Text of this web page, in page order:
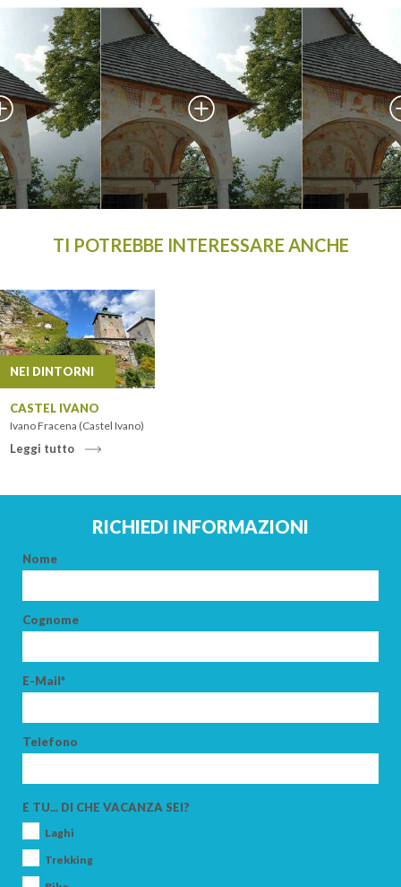
TI POTREBBE INTERESSARE ANCHE
NEI DINTORNI
CASTEL IVANO
Ivano Fracena (Castel Ivano)
Leggi tutto
RICHIEDI INFORMAZIONI
Nome
Cognome
E-Mail*
Telefono
E TU... DI CHE VACANZA SEI?
Laghi
Trekking